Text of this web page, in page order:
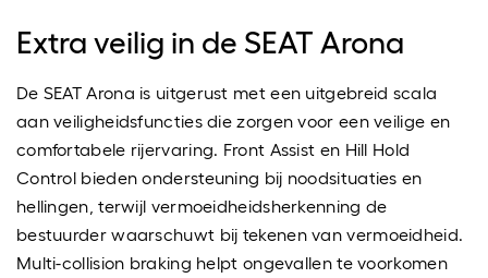
Extra veilig in de SEAT Arona
De SEAT Arona is uitgerust met een uitgebreid scala
aan veiligheidsfuncties die zorgen voor een veilige en
comfortabele rijervaring. Front Assist en Hill Hold
Control bieden ondersteuning bij noodsituaties en
hellingen, terwijl vermoeidheidsherkenning de
bestuurder waarschuwt bij tekenen van vermoeidheid.
Multi-collision braking helpt ongevallen te voorkomen